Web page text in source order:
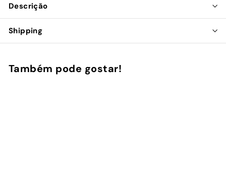
Descrição
Shipping
Também pode gostar!